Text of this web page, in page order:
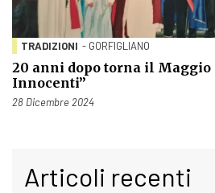
TRADIZIONI - GORFIGLIANO
20 anni dopo torna il Maggio
Innocenti”
Pubblicato il
28 Dicembre 2024
Articoli recenti